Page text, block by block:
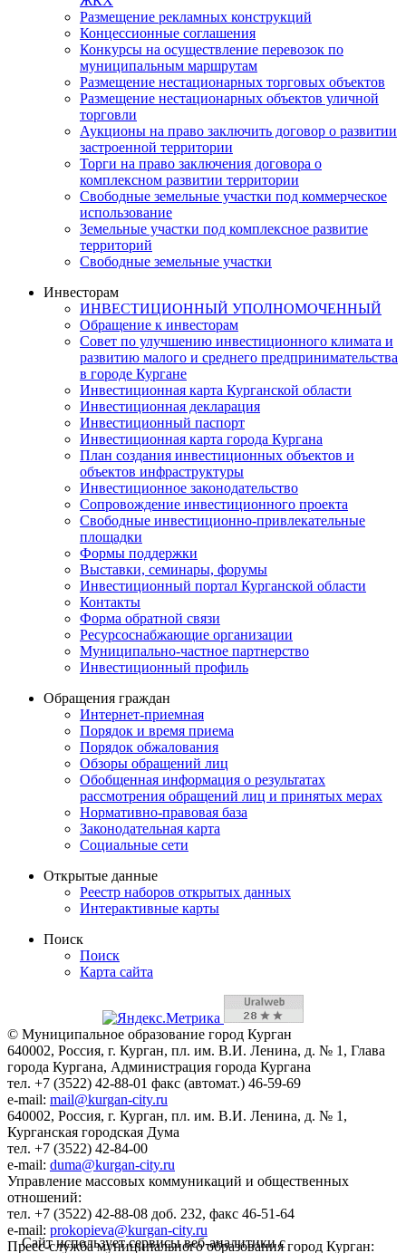
Размещение рекламных конструкций
Концессионные соглашения
Конкурсы на осуществление перевозок по
муниципальным маршрутам
Размещение нестационарных торговых объектов
Размещение нестационарных объектов уличной
торговли
Аукционы на право заключить договор о развитии
застроенной территории
Торги на право заключения договора о
комплексном развитии территории
Свободные земельные участки под коммерческое
использование
Земельные участки под комплексное развитие
территорий
Свободные земельные участки
Инвесторам
ИНВЕСТИЦИОННЫЙ УПОЛНОМОЧЕННЫЙ
Обращение к инвесторам
Совет по улучшению инвестиционного климата и
развитию малого и среднего предпринимательства
в городе Кургане
Инвестиционная карта Курганской области
Инвестиционная декларация
Инвестиционный паспорт
Инвестиционная карта города Кургана
План создания инвестиционных объектов и
объектов инфраструктуры
Инвестиционное законодательство
Сопровождение инвестиционного проекта
Свободные инвестиционно-привлекательные
площадки
Формы поддержки
Выставки, семинары, форумы
Инвестиционный портал Курганской области
Контакты
Форма обратной связи
Ресурсоснабжающие организации
Муниципально-частное партнерство
Инвестиционный профиль
Обращения граждан
Интернет-приемная
Порядок и время приема
Порядок обжалования
Обзоры обращений лиц
Обобщенная информация о результатах
рассмотрения обращений лиц и принятых мерах
Нормативно-правовая база
Законодательная карта
Социальные сети
Открытые данные
Реестр наборов открытых данных
Интерактивные карты
Поиск
Поиск
Карта сайта
© Муниципальное образование город Курган
640002, Россия, г. Курган, пл. им. В.И. Ленина, д. № 1, Глава
города Кургана, Администрация города Кургана
тел. +7 (3522) 42-88-01 факс (автомат.) 46-59-69
e-mail: mail@kurgan-city.ru
640002, Россия, г. Курган, пл. им. В.И. Ленина, д. № 1,
Курганская городская Дума
тел. +7 (3522) 42-84-00
e-mail: duma@kurgan-city.ru
Управление массовых коммуникаций и общественных
отношений:
тел. +7 (3522) 42-88-08 доб. 232, факс 46-51-64
e-mail: prokopieva@kurgan-city.ru
Пресс-служба муниципального образования город Курган:
Сайт использует сервисы веб-аналитики с